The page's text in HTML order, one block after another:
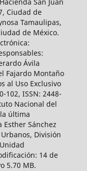
Ciudad de
Tamaulipas,
de México.
Ávila
Fajardo Montaño
al Uso Exclusivo
102, ISSN: 2448-
Nacional del
última
Sánchez
División
14 de
5.70 MB.